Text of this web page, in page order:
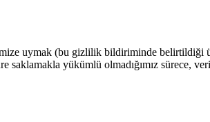
uymak (bu gizlilik bildiriminde belirtildiği
saklamakla yükümlü olmadığımız sürece,